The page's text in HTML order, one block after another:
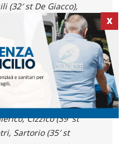
(32′ st De Giacco),
Beltrami,
De Carli.A
Ielpo, Sala,
Allenatore:
(45′ st
st Minchio), Magistri
Cizzico (39′ st
Sartorio (35′ st
X